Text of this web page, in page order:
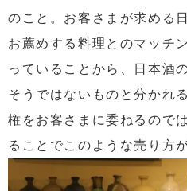
のこと。お客さまが求める
お薦めする料理とのマッチ
っていることから、日本酒
そうではないものと分かれ
権をお客さまに委ねるので
ることでこのような売り方